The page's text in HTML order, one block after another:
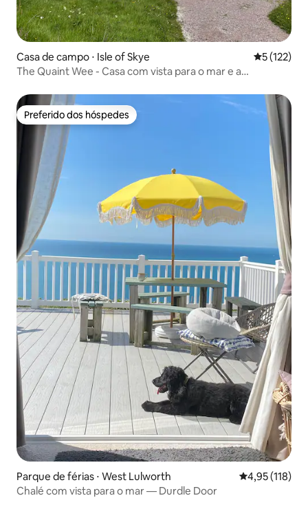
Casa de campo ⋅ Isle of Skye 5 de uma
5 (122)
The Quaint Wee - Casa com vista para o mar e a
Preferido dos hóspedes
Preferido dos hóspedes
Parque de férias ⋅ West Lulworth 4,95 de uma
4,95 (118)
Chalé com vista para o mar — Durdle Door